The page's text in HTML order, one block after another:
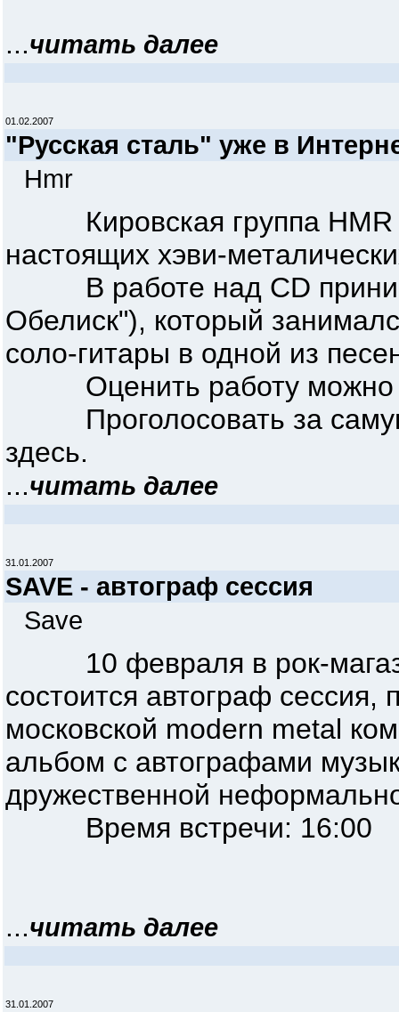
...читать далее
01.02.2007
"Русская сталь" уже в
Hmr
Кировская группа HMR
настоящих хэви-
В работе над CD
Обелиск"), который
соло-гитары в одной из
Оценить работу можно
Проголосовать за самую
здесь.
...читать далее
31.01.2007
SAVE - автограф сессия
Save
10 февраля в рок-
состоится автограф
московской modern metal
альбом с автографами
дружественной
Время встречи: 16:00
...читать далее
31.01.2007